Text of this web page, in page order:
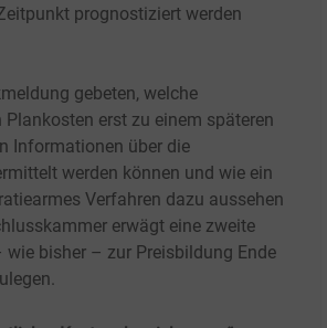
prognostiziert werden
gebeten, welche
Plankosten erst zu einem späteren
Informationen über die
werden können und wie ein
Verfahren dazu aussehen
erwägt eine zweite
wie bisher – zur Preisbildung Ende